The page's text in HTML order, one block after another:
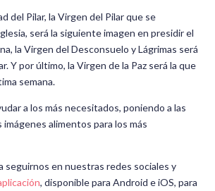
del Pilar, la Virgen del Pilar que se
será la siguiente imagen en presidir el
la Virgen del Desconsuelo y Lágrimas será
Y por último, la Virgen de la Paz será la que
semana.
a los más necesitados, poniendo a las
alimentos para los más
seguirnos en nuestras redes sociales y
, disponible para Android e iOS, para